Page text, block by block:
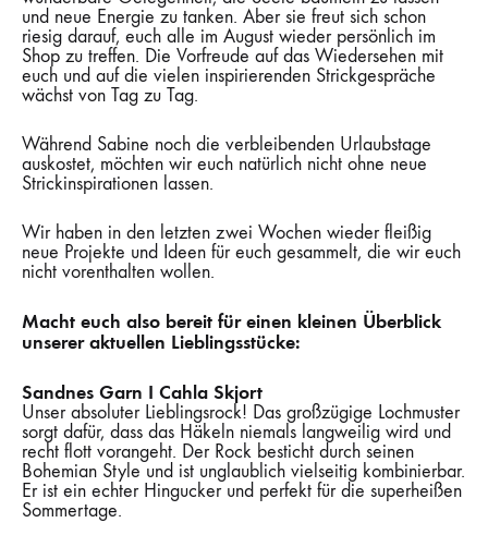
und neue Energie zu tanken. Aber sie freut sich schon
riesig darauf, euch alle im August wieder persönlich im
Shop zu treffen. Die Vorfreude auf das Wiedersehen mit
euch und auf die vielen inspirierenden Strickgespräche
wächst von Tag zu Tag.
Während Sabine noch die verbleibenden Urlaubstage
auskostet, möchten wir euch natürlich nicht ohne neue
Strickinspirationen lassen.
Wir haben in den letzten zwei Wochen wieder fleißig
neue Projekte und Ideen für euch gesammelt, die wir euch
nicht vorenthalten wollen.
Macht euch also bereit für einen kleinen Überblick
unserer aktuellen Lieblingsstücke:
Sandnes Garn I Cahla Skjort
Unser absoluter Lieblingsrock! Das großzügige Lochmuster
sorgt dafür, dass das Häkeln niemals langweilig wird und
recht flott vorangeht. Der Rock besticht durch seinen
Bohemian Style und ist unglaublich vielseitig kombinierbar.
Er ist ein echter Hingucker und perfekt für die superheißen
Sommertage.